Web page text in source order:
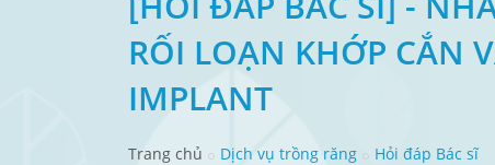
RỐI LOẠN KHỚP CẮN
IMPLANT
Trang chủ Dịch vụ trồng răng Hỏi đáp Bác sĩ